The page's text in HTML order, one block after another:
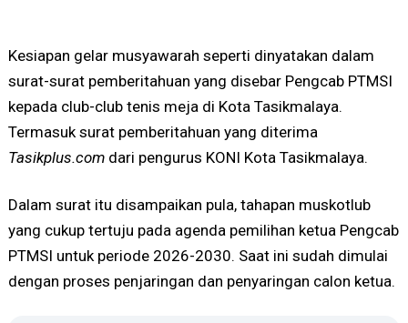
Kesiapan gelar musyawarah seperti dinyatakan dalam
surat-surat pemberitahuan yang disebar Pengcab PTMSI
kepada club-club tenis meja di Kota Tasikmalaya.
Termasuk surat pemberitahuan yang diterima
Tasikplus.comdari pengurus KONI Kota Tasikmalaya.
Dalam surat itu disampaikan pula, tahapan muskotlub
yang cukup tertuju pada agenda pemilihan ketua Pengcab
PTMSI untuk periode 2026-2030. Saat ini sudah dimulai
dengan proses penjaringan dan penyaringan calon ketua.